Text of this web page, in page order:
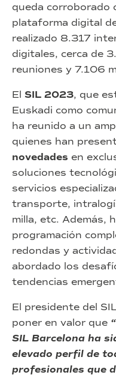
queda corroborado
plataforma digital
realizado 8.317
digitales, cerca de
reuniones y 7.106
El SIL 2023, que
Euskadi como
ha reunido a un
quienes han
novedades en
soluciones
servicios
transporte,
milla, etc. Además,
programación
redondas y
abordado los
tendencias
El presidente del
poner en valor que
SIL Barcelona ha
elevado perfil de
profesionales que